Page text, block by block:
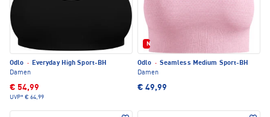
Odlo · Everyday High Sport-BH
Damen
€ 54,99
UVP* € 64,99
Neu
Odlo · Seamless Medium Sport-BH
Damen
€ 49,99